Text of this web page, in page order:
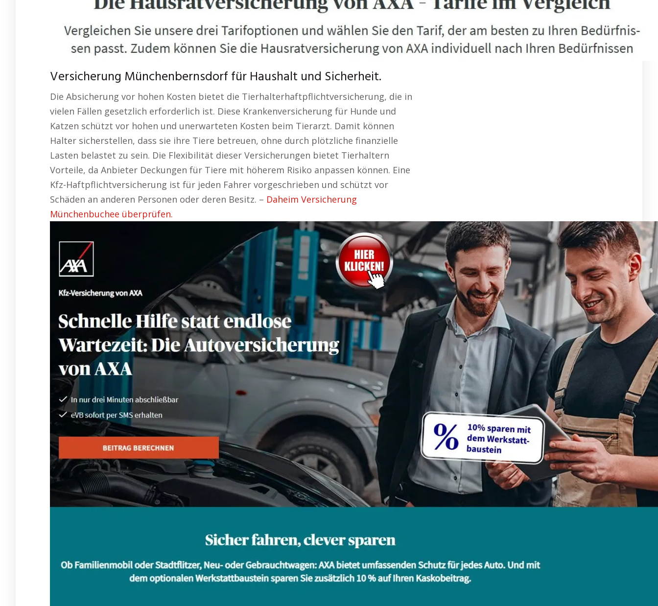
Versicherung Münchenbernsdorf für Haushalt und Sicherheit.
Die Absicherung vor hohen Kosten bietet die Tierhalterhaftpflichtversicherung, die in
vielen Fällen gesetzlich erforderlich ist. Diese Krankenversicherung für Hunde und
Katzen schützt vor hohen und unerwarteten Kosten beim Tierarzt. Damit können
Halter sicherstellen, dass sie ihre Tiere betreuen, ohne durch plötzliche finanzielle
Lasten belastet zu sein. Die Flexibilität dieser Versicherungen bietet Tierhaltern
Vorteile, da Anbieter Deckungen für Tiere mit höherem Risiko anpassen können. Eine
Kfz-Haftpflichtversicherung ist für jeden Fahrer vorgeschrieben und schützt vor
Schäden an anderen Personen oder deren Besitz. – Daheim Versicherung
Münchenbuchee überprüfen.